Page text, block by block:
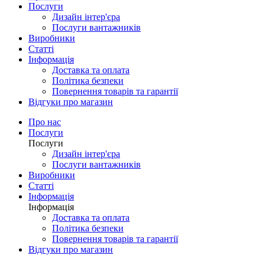
Послуги
Дизайн інтер'єра
Послуги вантажників
Виробники
Статті
Інформація
Доставка та оплата
Політика безпеки
Повернення товарів та гарантії
Відгуки про магазин
Про нас
Послуги
Послуги
Дизайн інтер'єра
Послуги вантажників
Виробники
Статті
Інформація
Інформація
Доставка та оплата
Політика безпеки
Повернення товарів та гарантії
Відгуки про магазин